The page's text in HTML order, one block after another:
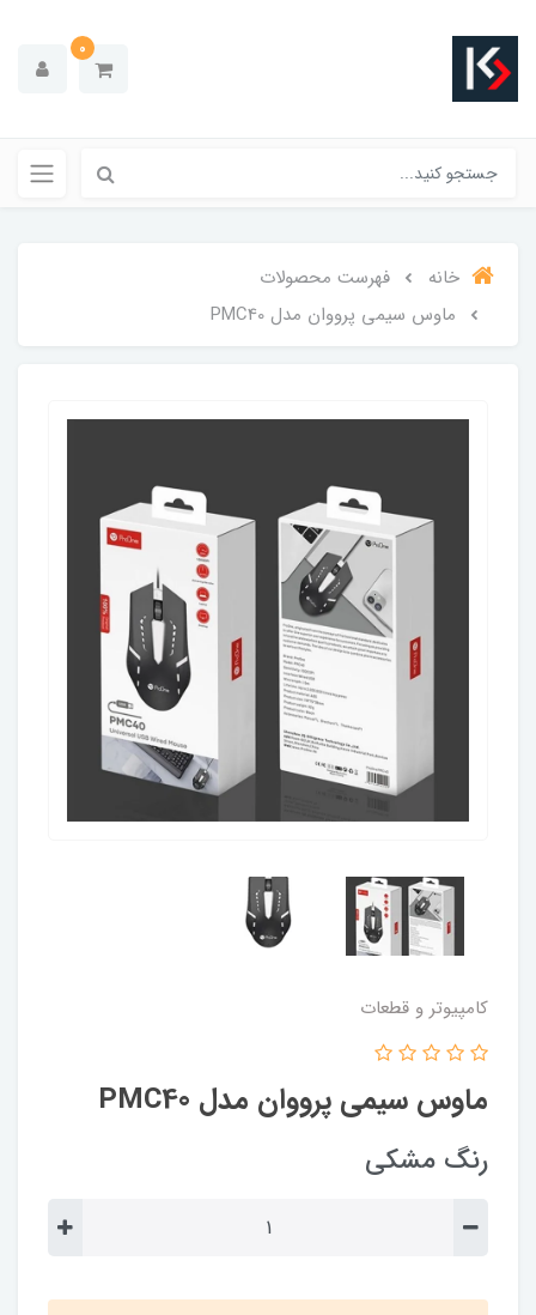
0
خانه
فهرست محصولات
ماوس سیمی پرووان مدل PMC40
کامپیوتر و قطعات
ماوس سیمی پرووان مدل PMC40
رنگ مشکی